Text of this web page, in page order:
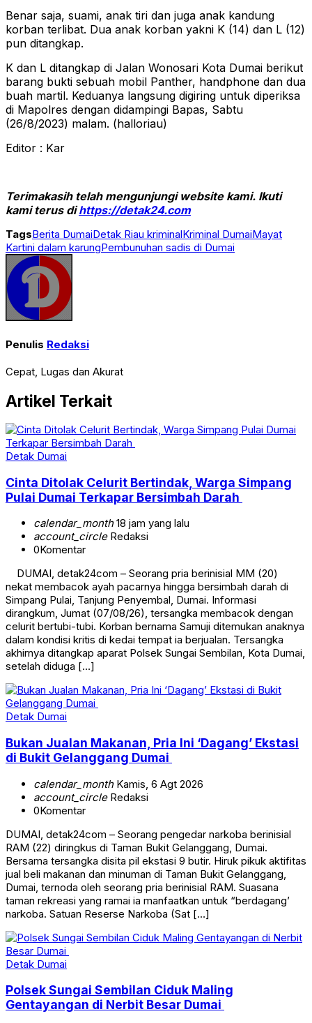
Benar saja, suami, anak tiri dan juga anak kandung
korban terlibat. Dua anak korban yakni K (14) dan L (12)
pun ditangkap.
K dan L ditangkap di Jalan Wonosari Kota Dumai berikut
barang bukti sebuah mobil Panther, handphone dan dua
buah martil. Keduanya langsung digiring untuk diperiksa
di Mapolres dengan didampingi Bapas, Sabtu
(26/8/2023) malam. (halloriau)
Editor : Kar
Terimakasih telah mengunjungi website kami. Ikuti
kami terus dihttps://detak24.com
TagsBerita DumaiDetak Riau kriminalKriminal DumaiMayat
Kartini dalam karungPembunuhan sadis di Dumai
Penulis Redaksi
Cepat, Lugas dan Akurat
Artikel Terkait
Detak Dumai
Cinta Ditolak Celurit Bertindak, Warga Simpang
Pulai Dumai Terkapar Bersimbah Darah
calendar_month18 jam yang lalu
account_circleRedaksi
0Komentar
DUMAI, detak24com – Seorang pria berinisial MM (20)
nekat membacok ayah pacarnya hingga bersimbah darah di
Simpang Pulai, Tanjung Penyembal, Dumai. Informasi
dirangkum, Jumat (07/08/26), tersangka membacok dengan
celurit bertubi-tubi. Korban bernama Samuji ditemukan anaknya
dalam kondisi kritis di kedai tempat ia berjualan. Tersangka
akhirnya ditangkap aparat Polsek Sungai Sembilan, Kota Dumai,
setelah diduga […]
Detak Dumai
Bukan Jualan Makanan, Pria Ini ‘Dagang’ Ekstasi
di Bukit Gelanggang Dumai
calendar_monthKamis, 6 Agt 2026
account_circleRedaksi
0Komentar
DUMAI, detak24com – Seorang pengedar narkoba berinisial
RAM (22) diringkus di Taman Bukit Gelanggang, Dumai.
Bersama tersangka disita pil ekstasi 9 butir. Hiruk pikuk aktifitas
jual beli makanan dan minuman di Taman Bukit Gelanggang,
Dumai, ternoda oleh seorang pria berinisial RAM. Suasana
taman rekreasi yang ramai ia manfaatkan untuk “berdagang’
narkoba. Satuan Reserse Narkoba (Sat […]
Detak Dumai
Polsek Sungai Sembilan Ciduk Maling
Gentayangan di Nerbit Besar Dumai